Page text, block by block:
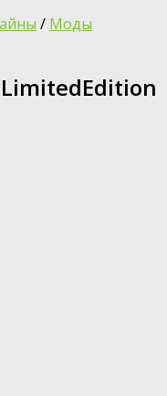
/ Моды